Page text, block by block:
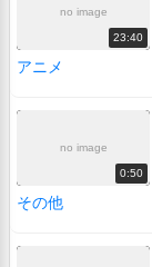
no image
23:40
アニメ
no image
0:50
その他